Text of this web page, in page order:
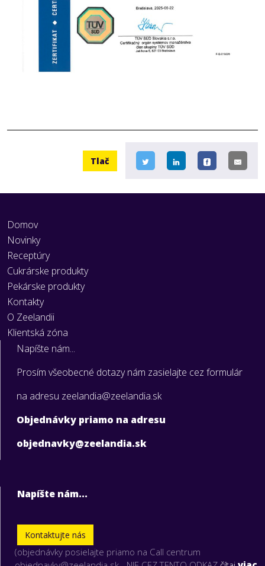
Tlač
Domov
Novinky
Receptúry
Cukrárske produkty
Pekárske produkty
Kontakty
O Zeelandii
Klientská zóna
Napíšte nám...
Prosím všeobecné dotazy nám zasielajte cez formulár
na adresu zeelandia@zeelandia.sk
Objednávky priamo na adresu
objednavky@zeelandia.sk
Napíšte nám...
Kontaktujte nás
(objednávky posielajte priamo na Call centrum